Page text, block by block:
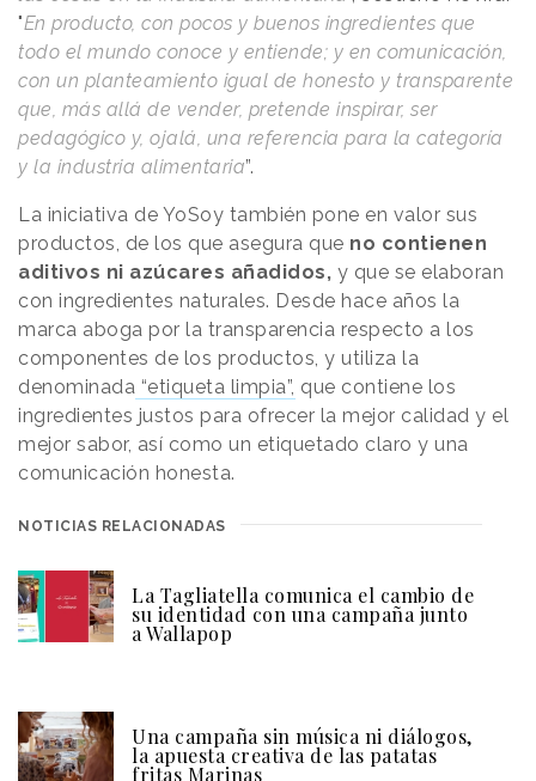
"En producto, con pocos y buenos ingredientes que
todo el mundo conoce y entiende; y en comunicación,
con un planteamiento igual de honesto y transparente
que, más allá de vender, pretende inspirar, ser
pedagógico y, ojalá, una referencia para la categoría
y la industria alimentaria”.
La iniciativa de YoSoy también pone en valor sus
productos, de los que asegura que no contienen
aditivos ni azúcares añadidos, y que se elaboran
con ingredientes naturales. Desde hace años la
marca aboga por la transparencia respecto a los
componentes de los productos, y utiliza la
denominada “etiqueta limpia”, que contiene los
ingredientes justos para ofrecer la mejor calidad y el
mejor sabor, así como un etiquetado claro y una
comunicación honesta.
NOTICIAS RELACIONADAS
La Tagliatella comunica el cambio de
su identidad con una campaña junto
a Wallapop
Una campaña sin música ni diálogos,
la apuesta creativa de las patatas
fritas Marinas